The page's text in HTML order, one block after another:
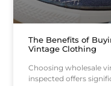
The Benefits of
Vintage Clothing
Choosing wholesale
inspected offers